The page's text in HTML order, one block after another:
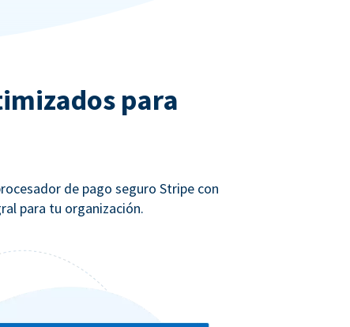
para
de pago seguro Stripe con
para tu organización.